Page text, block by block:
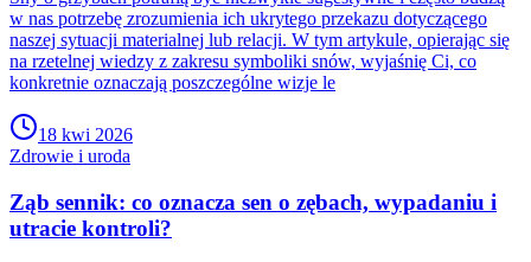
w nas potrzebę zrozumienia ich ukrytego przekazu dotyczącego
naszej sytuacji materialnej lub relacji. W tym artykule, opierając się
na rzetelnej wiedzy z zakresu symboliki snów, wyjaśnię Ci, co
konkretnie oznaczają poszczególne wizje le
18 kwi 2026
Zdrowie i uroda
Ząb sennik: co oznacza sen o zębach, wypadaniu i
utracie kontroli?